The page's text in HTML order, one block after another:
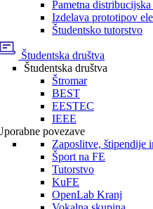
Pametna distribucijska
Izdelava prototipov
Študentsko tutorstvo
Študentska društva
Študentska društva
Štromar
BEST
EESTEC
IEEE
povezave
Zaposlitve, štipendije
Šport na FE
Tutorstvo
KuFE
OpenLab Kranj